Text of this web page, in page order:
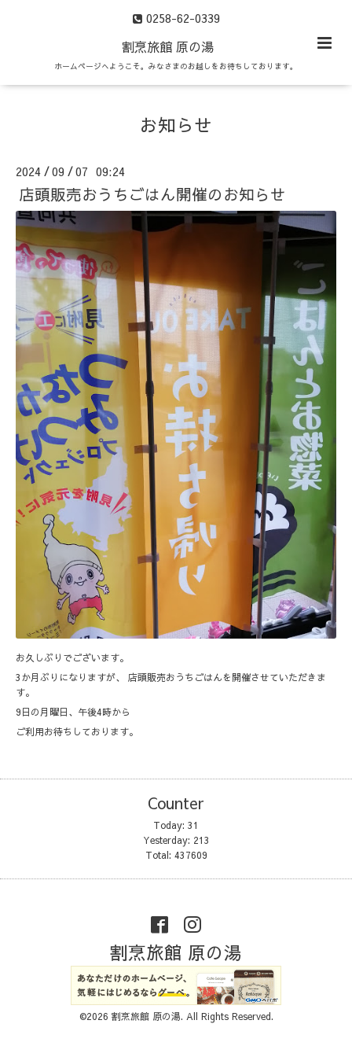
0258-62-0339
割烹旅館 原の湯
ホームページへようこそ。みなさまのお越しをお待ちしております。
お知らせ
2024 /09 /07 09:24
店頭販売おうちごはん開催のお知らせ
お久しぶりでございます。
3か月ぶりになりますが、 店頭販売おうちごはんを開催させていただきま
す。
9日の月曜日、午後4時から
ご利用お待ちしております。
Counter
Today: 31
Yesterday: 213
Total: 437609
割烹旅館 原の湯
©2026 割烹旅館 原の湯. All Rights Reserved.